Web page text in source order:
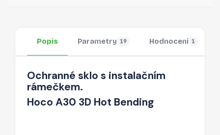
Popis Parametry 19 Hodnocení 1
Ochranné sklo s instalačním
rámečkem.
Hoco A30 3D Hot Bending